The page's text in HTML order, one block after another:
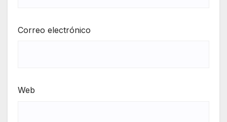
Correo electrónico
Web